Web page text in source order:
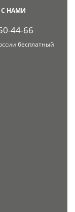
С НАМИ
44-66
бесплатный